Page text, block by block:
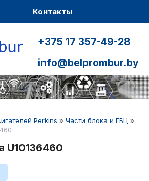
Контакты
+375 17 357-49-28
info@belprombur.by
Perkins » Части блока и ГБЦ »
U10136460